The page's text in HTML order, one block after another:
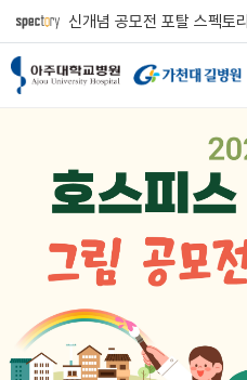
신개념 공모전 포탈 스펙토리